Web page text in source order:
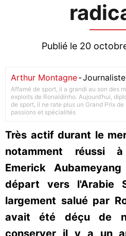
Publié le 20
Arthur Montagne-Journaliste
Affamé de sport, il a grandi au son des
exploits de Ronaldinho. Aujourd’hui,
de sport, il ne rate plus un Grand Prix
passions et spécialités
Très actif durant le
notamment réussi
Emerick
départ vers l'Arabie
largement salué par
avait été déçu de
conserver il y a un